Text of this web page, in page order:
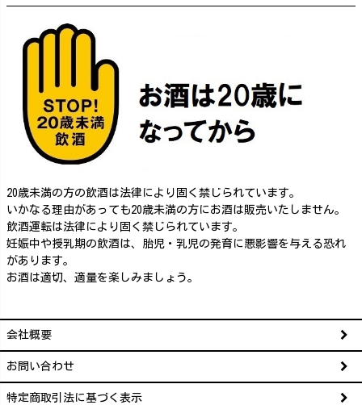
20歳未満の方の飲酒は法律により固く禁じられています。
いかなる理由があっても20歳未満の方にお酒は販売いたしません。
飲酒運転は法律により固く禁じられています。
妊娠中や授乳期の飲酒は、胎児・乳児の発育に悪影響を与える恐れ
があります。
お酒は適切、適量を楽しみましょう。
会社概要
お問い合わせ
特定商取引法に基づく表示